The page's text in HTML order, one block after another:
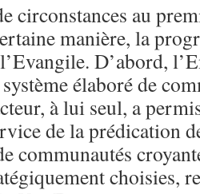
circonstances au
manière, la
D’abord,
élaboré de
à lui seul, a
de la prédication
communautés
choisies,